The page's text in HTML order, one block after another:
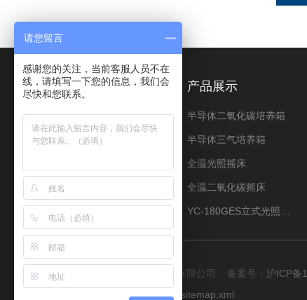
关于我们
公司简介
荣誉资质
产品展示
半导体二氧化碳培养箱
半导体三气培养箱
全温光照摇床
全温二氧化碳摇床
版权所有 © 2026 上海程造仪器设备有限公司 备案号： 沪ICP备
管理登陆 sitemap.xml
请您留言
感谢您的关注，当前客服人员不在
线，请填写一下您的信息，我们会
尽快和您联系。